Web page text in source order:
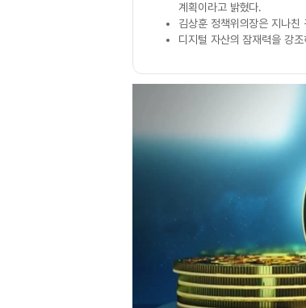
계획이라고 밝혔다.
김상훈 정책위의장은 지나
디지털 자산의 잠재력을 강